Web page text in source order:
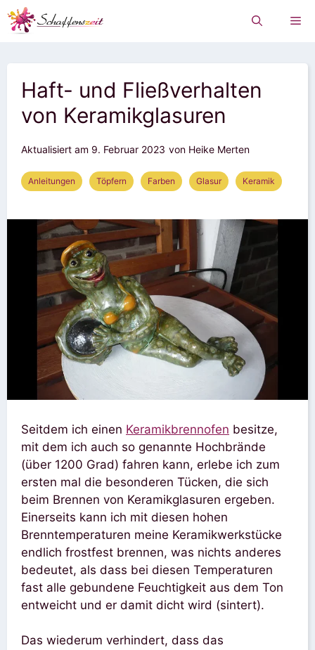
Zum
Inhalt
Haft- und Fließverhalten
von Keramikglasuren
Aktualisiert am 9. Februar 2023 von Heike Merten
Anleitungen Töpfern Farben Glasur Keramik
Seitdem ich einen Keramikbrennofen besitze,
mit dem ich auch so genannte Hochbrände
(über 1200 Grad) fahren kann, erlebe ich zum
ersten mal die besonderen Tücken, die sich
beim Brennen von Keramikglasuren ergeben.
Einerseits kann ich mit diesen hohen
Brenntemperaturen meine Keramikwerkstücke
endlich frostfest brennen, was nichts anderes
bedeutet, als dass bei diesen Temperaturen
fast alle gebundene Feuchtigkeit aus dem Ton
entweicht und er damit dicht wird (sintert).
Das wiederum verhindert, dass das